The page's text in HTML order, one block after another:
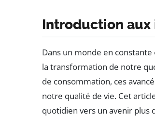
Introduction
Dans un monde en
la transformation de notre
de consommation, ces
notre qualité de vie. Cet
quotidien vers un avenir plus